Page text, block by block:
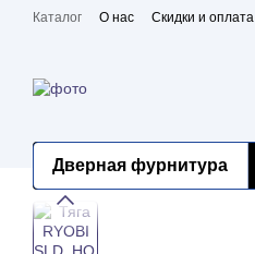
Перейти к основному контенту
Каталог О нас Скидки и оплата
Дверная фурнитура